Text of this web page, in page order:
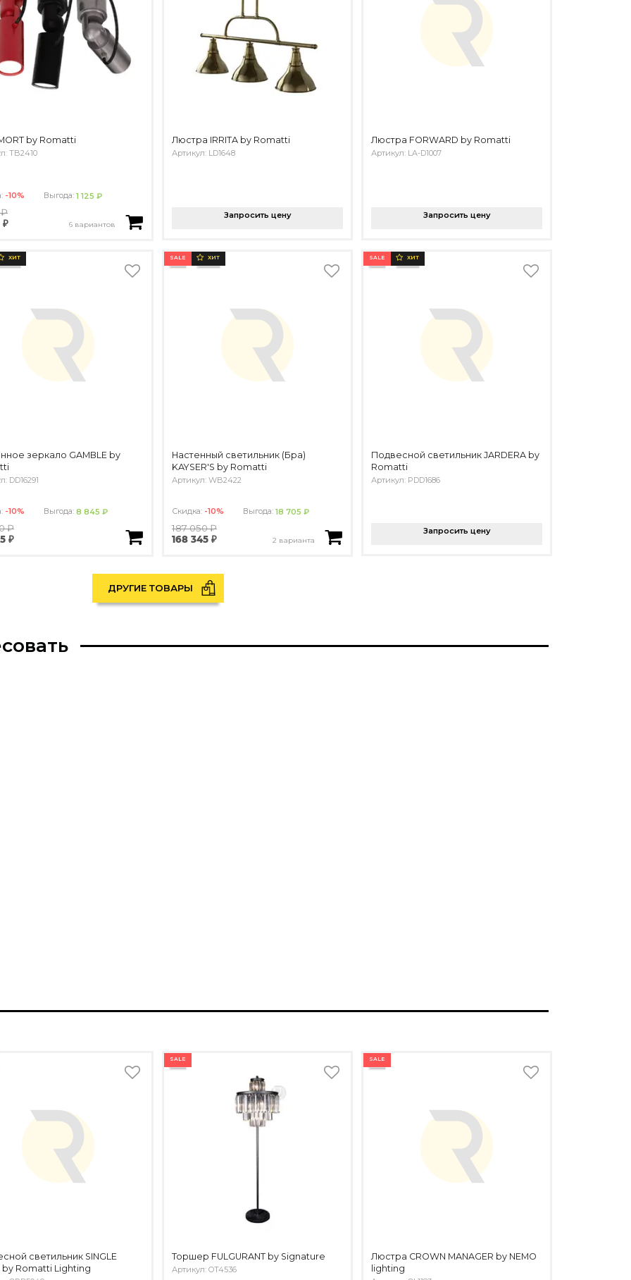
by Romatti
TB2410
-10% Выгода:1 125 ₽
₽
₽
6 вариантов
Люстра IRRITA by Romatti
Артикул: LD1648
Запросить цену
Люстра FORWARD by Romatti
Артикул: LA-D1007
Запросить цену
ХИТ
зеркало GAMBLE by
DD16291
-10% Выгода:8 845 ₽
₽
₽
SALE ХИТ
Настенный светильник (Бра)
KAYSER'S by Romatti
Артикул: WB2422
Скидка: -10% Выгода:18 705 ₽
187 050 ₽
168 345 ₽
2 варианта
SALE ХИТ
Подвесной светильник JARDERA by
Romatti
Артикул: PDD1686
Запросить цену
ДРУГИЕ ТОВАРЫ
светильник SINGLE
by Romatti Lighting
SALE
Торшер FULGURANT by Signature
Артикул: OT4536
SALE
Люстра CROWN MANAGER by NEMO
lighting